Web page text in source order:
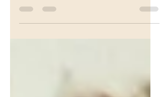
connexion avec l'univers, le refrain est un